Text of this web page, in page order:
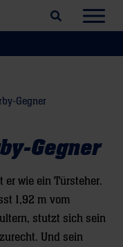
Suchfeld öffnen
Gegner
Gegner
er wie ein Türsteher.
1,92 m vom
stutzt sich sein
Und sein